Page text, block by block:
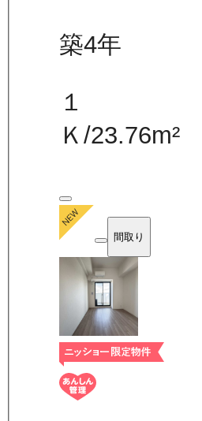
築4年
１
Ｋ/23.76m²
間取り